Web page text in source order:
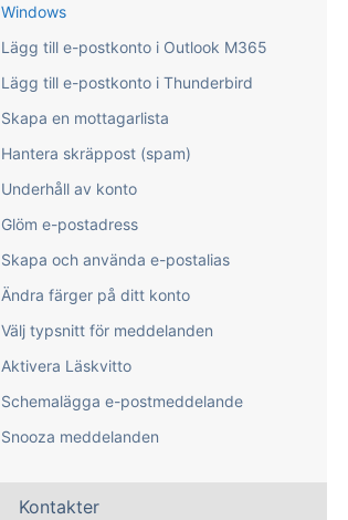
Windows
Lägg till e-postkonto i Outlook M365
Lägg till e-postkonto i Thunderbird
Skapa en mottagarlista
Hantera skräppost (spam)
Underhåll av konto
Glöm e-postadress
Skapa och använda e-postalias
Ändra färger på ditt konto
Välj typsnitt för meddelanden
Aktivera Läskvitto
Schemalägga e-postmeddelande
Snooza meddelanden
Kontakter